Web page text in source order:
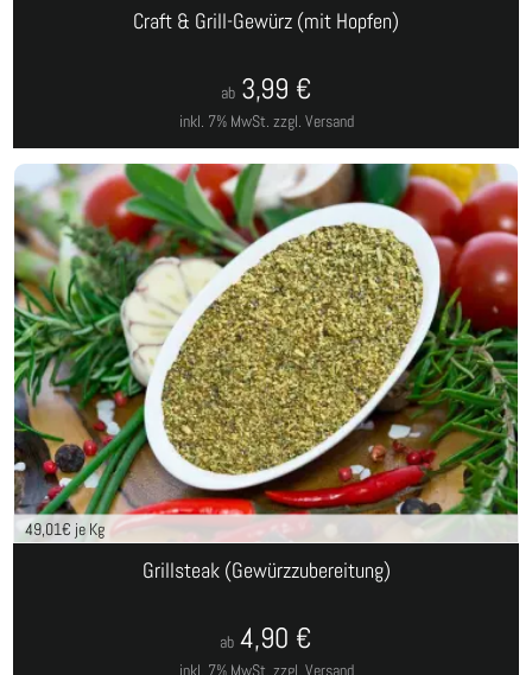
Craft & Grill-Gewürz (mit Hopfen)
inkl. 7% MwSt. zzgl. Versand
ab 3,99 €
49,01€ je Kg
Grillsteak (Gewürzzubereitung)
inkl. 7% MwSt. zzgl. Versand
ab 4,90 €